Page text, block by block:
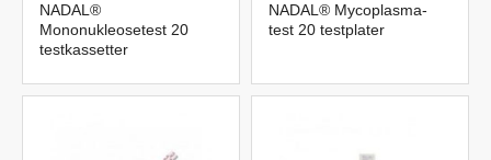
NADAL®
Mononukleosetest 20
testkassetter
NADAL® Mycoplasma-
test 20 testplater